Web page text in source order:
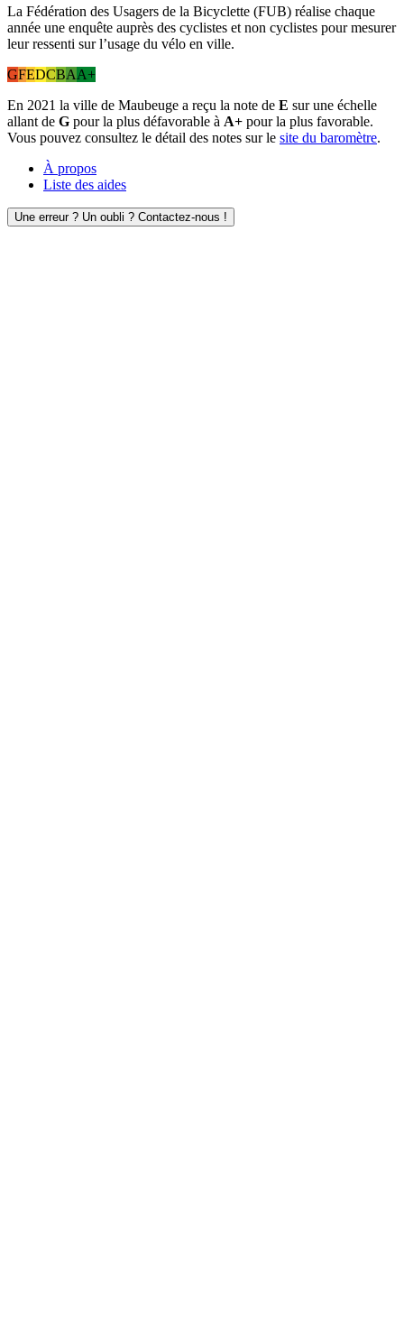
La Fédération des Usagers de la Bicyclette (FUB) réalise chaque
année une enquête auprès des cyclistes et non cyclistes pour mesurer
leur ressenti sur l’usage du vélo en ville.
GFEDCBAA+
En 2021 la ville de Maubeuge a reçu la note de E sur une échelle
allant de G pour la plus défavorable à A+ pour la plus favorable.
Vous pouvez consultez le détail des notes sur le site du baromètre.
À propos
Liste des aides
Une erreur ? Un oubli ? Contactez-nous !